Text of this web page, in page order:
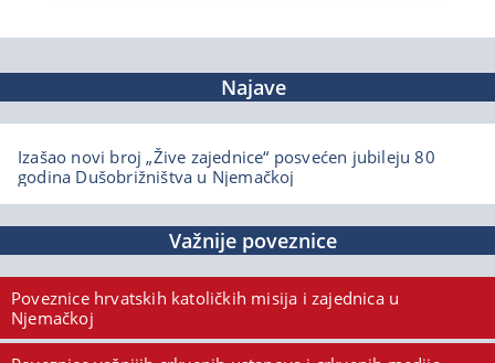
Najave
Izašao novi broj „Žive zajednice“ posvećen jubileju 80
godina Dušobrižništva u Njemačkoj
Važnije poveznice
Poveznice hrvatskih katoličkih misija i zajednica u
Njemačkoj